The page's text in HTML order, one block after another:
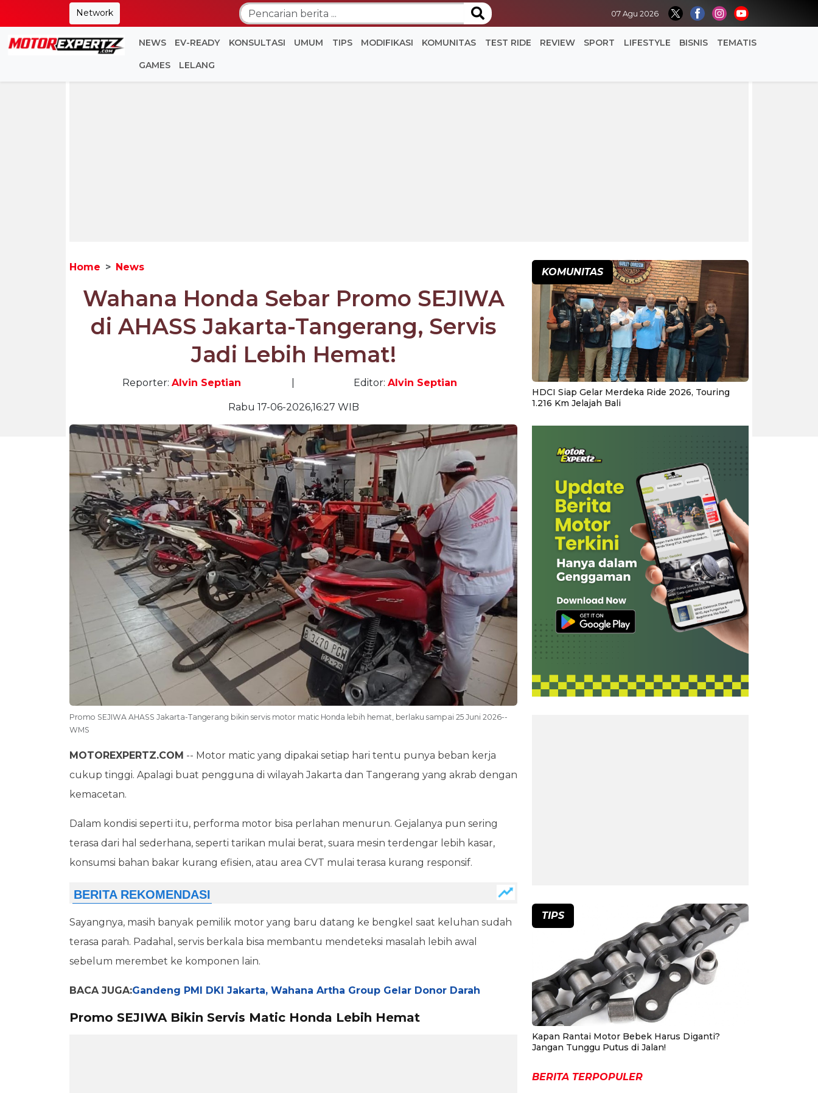
Network 07 Agu 2026
NEWS EV-READY KONSULTASI UMUM TIPS MODIFIKASI KOMUNITAS TEST RIDE REVIEW SPORT LIFESTYLE BISNIS TEMATIS
GAMES LELANG
Home News
Wahana Honda Sebar Promo SEJIWA
di AHASS Jakarta-Tangerang, Servis
Jadi Lebih Hemat!
Reporter: Alvin Septian Editor: Alvin Septian
Rabu 17-06-2026,16:27 WIB
Promo SEJIWA AHASS Jakarta-Tangerang bikin servis motor matic Honda lebih hemat, berlaku sampai 25 Juni 2026--
WMS
MOTOREXPERTZ.COM -- Motor matic yang dipakai setiap hari tentu punya beban kerja
cukup tinggi. Apalagi buat pengguna di wilayah Jakarta dan Tangerang yang akrab dengan
kemacetan.
Dalam kondisi seperti itu, performa motor bisa perlahan menurun. Gejalanya pun sering
terasa dari hal sederhana, seperti tarikan mulai berat, suara mesin terdengar lebih kasar,
konsumsi bahan bakar kurang efisien, atau area CVT mulai terasa kurang responsif.
Sayangnya, masih banyak pemilik motor yang baru datang ke bengkel saat keluhan sudah
terasa parah. Padahal, servis berkala bisa membantu mendeteksi masalah lebih awal
sebelum merembet ke komponen lain.
BACA JUGA:Gandeng PMI DKI Jakarta, Wahana Artha Group Gelar Donor Darah
Promo SEJIWA Bikin Servis Matic Honda Lebih Hemat
KOMUNITAS
HDCI Siap Gelar Merdeka Ride 2026, Touring
1.216 Km Jelajah Bali
TIPS
Kapan Rantai Motor Bebek Harus Diganti?
Jangan Tunggu Putus di Jalan!
BERITA TERPOPULER